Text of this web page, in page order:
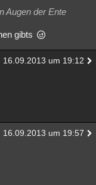
Augen der Ente
gibts
16.09.2013 um 19:12
16.09.2013 um 19:57